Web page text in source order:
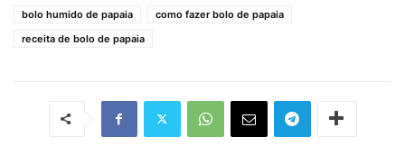
bolo humido de papaia
como fazer bolo de papaia
receita de bolo de papaia